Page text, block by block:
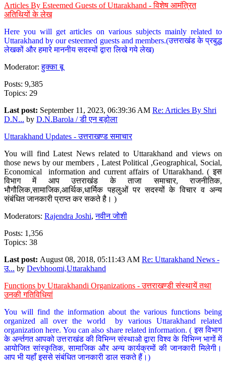
Articles By Esteemed Guests of Uttarakhand - विशेष आमंत्रित
अतिथियों के लेख
Here you will get articles on various subjects mainly related to
Uttarakhand by our esteemed guests and members.(उत्तराखंड के प्रबुद्ध
लेखकों और हमारे माननीय सदस्यों द्वारा लिखे गये लेख)
Moderator:हुक्का बू
Posts: 9,385
Topics: 29
Last post: September 11, 2023, 06:39:36 AM Re: Articles By Shri
D.N... by D.N.Barola / डी एन बड़ोला
Uttarakhand Updates - उत्तराखण्ड समाचार
You will find Latest News related to Uttarakhand and views on
those news by our members , Latest Political ,Geographical, Social,
Economical information and current affairs of Uttarakhand. ( इस
विभाग में आप उत्तराखंड के ताजा समाचार, राजनीतिक,
भौगौलिक,सामाजिक,आर्थिक,धार्मिक पहलुओं पर सदस्यों के विचार व अन्य
संबंधित जानकारी प्राप्त कर सकते है। )
Moderators: Rajendra Joshi,नवीन जोशी
Posts: 1,356
Topics: 38
Last post: August 08, 2018, 05:11:43 AM Re: Uttarakhand News -
उ... by Devbhoomi,Uttarakhand
Functions by Uttarakhandi Organizations - उत्तराखण्डी संस्थायें तथा
उनकी गतिविधियां
You will find the information about the various functions being
organized all over the world by various Uttarakhand related
organization here. You can also share related information. ( इस विभाग
के अर्न्तगत आपको उत्तराखंड की विभिन्न संस्थाओ द्वारा विश्व के विभिन्न भागों में
आयोजित सांस्कृतिक, सामाजिक और अन्य कार्यक्रमों की जानकारी मिलेगी।
आप भी यहाँ इससे संबंधित जानकारी डाल सकते हैं।)